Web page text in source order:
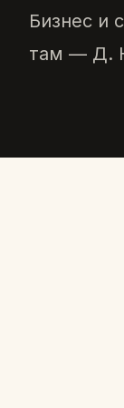
Бизнес и
там — Д.